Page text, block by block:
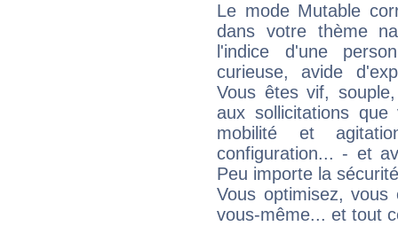
Le mode Mutable
dans votre thème
l'indice d'une
curieuse, avide
Vous êtes vif,
aux sollicitations
mobilité et
configuration... - et
Peu importe la
Vous optimisez, vous
vous-même... et tout